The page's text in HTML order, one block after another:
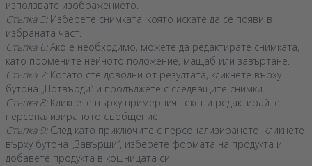
използвате изображението.
Стъпка 5:Изберете снимката, която искате да се появи в
избраната част.
Стъпка 6:Ако е необходимо, можете да редактирате снимката,
като промените нейното положение, мащаб или завъртане.
Стъпка 7:Когато сте доволни от резултата, кликнете върху
бутона „Потвърди“ и продължете с следващите снимки.
Стъпка 8:Кликнете върху примерния текст и редактирайте
персонализираното съобщение.
Стъпка 9:След като приключите с персонализирането, кликнете
върху бутона „Завърши“, изберете формата на продукта и
добавете продукта в кошницата си.